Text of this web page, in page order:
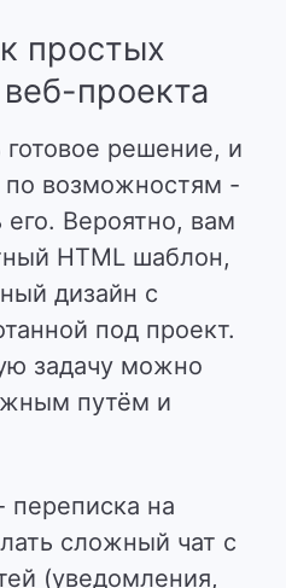
простых
проекта
решение, и
по возможностям -
его. Вероятно, вам
HTML шаблон,
дизайн с
под проект.
задачу можно
путём и
на
сложный чат с
(уведомления,